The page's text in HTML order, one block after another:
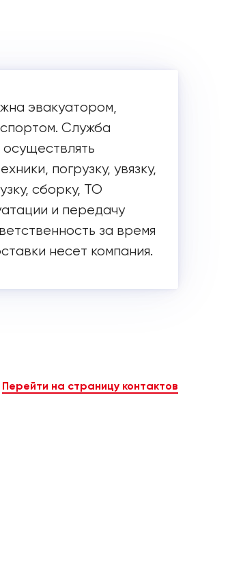
эвакуатором,
Служба
погрузку, увязку,
сборку, ТО
и передачу
за время
несет компания.
Перейти на страницу контактов